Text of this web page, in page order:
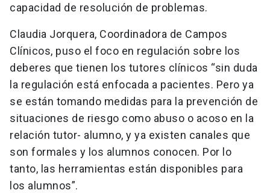
capacidad de resolución de problemas.
Claudia Jorquera, Coordinadora de Campos
Clínicos, puso el foco en regulación sobre los
deberes que tienen los tutores clínicos “sin duda
la regulación está enfocada a pacientes. Pero ya
se están tomando medidas para la prevención de
situaciones de riesgo como abuso o acoso en la
relación tutor- alumno, y ya existen canales que
son formales y los alumnos conocen. Por lo
tanto, las herramientas están disponibles para
los alumnos”.